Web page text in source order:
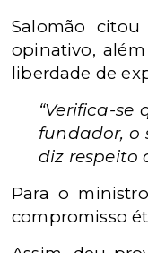
Salomão
opinativo,
liberdade de
“Verifica-
fundador, o
diz respeito
Para o
compromisso